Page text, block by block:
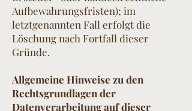
Aufbewahrungsfristen); im
letztgenannten Fall erfolgt die
Löschung nach Fortfall dieser
Gründe.
Allgemeine Hinweise zu den
Rechtsgrundlagen der
Datenverarbeitung auf dieser